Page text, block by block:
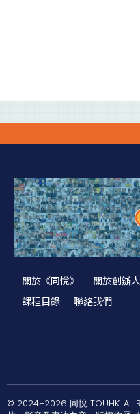
關於《同悅》 關於創辦人
課程目錄
聯絡我們
© 2024–2026 同悅 TOUHK. All